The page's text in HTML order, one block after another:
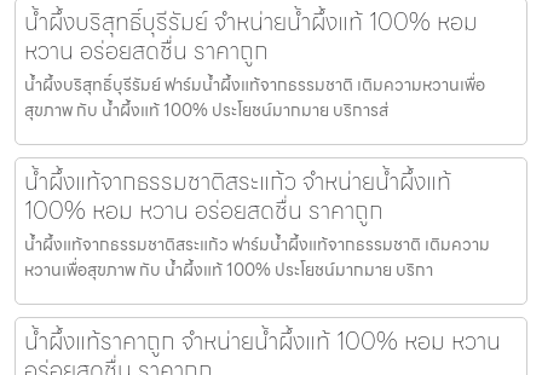
น้ำผึ้งบริสุทธิ์บุรีรัมย์ จำหน่ายน้ำผึ้งแท้ 100% หอม
หวาน อร่อยสดชื่น ราคาถูก
น้ำผึ้งบริสุทธิ์บุรีรัมย์ ฟาร์มน้ำผึ้งแท้จากธรรมชาติ เติมความหวานเพื่อ
สุขภาพ กับ น้ำผึ้งแท้ 100% ประโยชน์มากมาย บริการส่
น้ำผึ้งแท้จากธรรมชาติสระแก้ว จำหน่ายน้ำผึ้งแท้
100% หอม หวาน อร่อยสดชื่น ราคาถูก
น้ำผึ้งแท้จากธรรมชาติสระแก้ว ฟาร์มน้ำผึ้งแท้จากธรรมชาติ เติมความ
หวานเพื่อสุขภาพ กับ น้ำผึ้งแท้ 100% ประโยชน์มากมาย บริกา
น้ำผึ้งแท้ราคาถูก จำหน่ายน้ำผึ้งแท้ 100% หอม หวาน